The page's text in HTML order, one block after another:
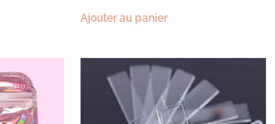
Ajouter au panier